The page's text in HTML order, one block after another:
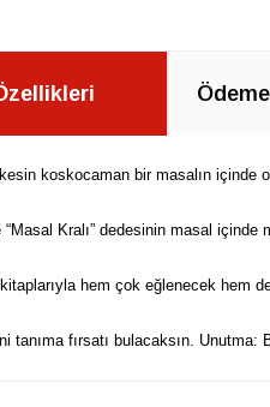
koskocaman bir masalın içinde
Kralı” dedesinin masal içinde
kitaplarıyla hem çok eğlenecek hem
tanıma fırsatı bulacaksın. Unutma: